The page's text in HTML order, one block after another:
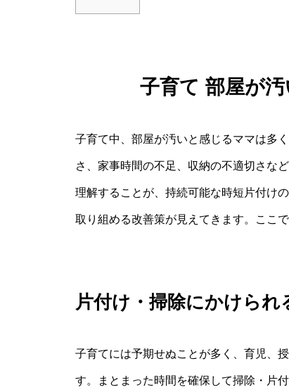
子育て 部屋が
子育て中、部屋が汚いと感じるママは多
さ、家事時間の不足、収納の不適切さな
理解することが、持続可能な時短片付け
取り組める改善策が見えてきます。ここ
片付け・掃除にかけられ
子育てには予期せぬことが多く、育児、
す。まとまった時間を確保して掃除・片